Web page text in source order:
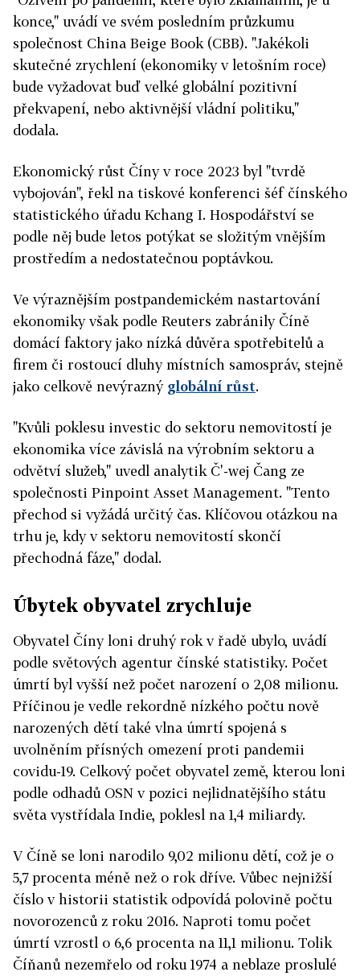
konce," uvádí ve svém posledním průzkumu
společnost China Beige Book (CBB). "Jakékoli
skutečné zrychlení (ekonomiky v letošním roce)
bude vyžadovat buď velké globální pozitivní
překvapení, nebo aktivnější vládní politiku,"
dodala.
Ekonomický růst Číny v roce 2023 byl "tvrdě
vybojován", řekl na tiskové konferenci šéf čínského
statistického úřadu Kchang I. Hospodářství se
podle něj bude letos potýkat se složitým vnějším
prostředím a nedostatečnou poptávkou.
Ve výraznějším postpandemickém nastartování
ekonomiky však podle Reuters zabránily Číně
domácí faktory jako nízká důvěra spotřebitelů a
firem či rostoucí dluhy místních samospráv, stejně
jako celkově nevýrazný globální růst.
"Kvůli poklesu investic do sektoru nemovitostí je
ekonomika více závislá na výrobním sektoru a
odvětví služeb," uvedl analytik Č'-wej Čang ze
společnosti Pinpoint Asset Management. "Tento
přechod si vyžádá určitý čas. Klíčovou otázkou na
trhu je, kdy v sektoru nemovitostí skončí
přechodná fáze," dodal.
Úbytek obyvatel zrychluje
Obyvatel Čínyloni druhý rok v řadě ubylo, uvádí
podle světových agentur čínské statistiky. Počet
úmrtí byl vyšší než počet narození o 2,08 milionu.
Příčinou je vedle rekordně nízkého počtu nově
narozených dětí také vlna úmrtí spojená s
uvolněním přísných omezení proti pandemii
covidu-19. Celkový počet obyvatel země, kterou loni
podle odhadů OSN v pozici nejlidnatějšího státu
světa vystřídala Indie, poklesl na 1,4 miliardy.
V Číně se loni narodilo 9,02 milionu dětí, což je o
5,7 procenta méně než o rok dříve. Vůbec nejnižší
číslo v historii statistik odpovídá polovině počtu
novorozenců z roku 2016. Naproti tomu počet
úmrtí vzrostl o 6,6 procenta na 11,1 milionu. Tolik
Číňanů nezemřelo od roku 1974 a neblaze proslulé